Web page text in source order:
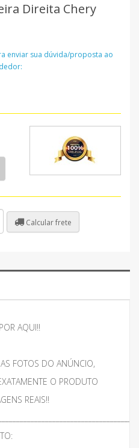
Direita Chery
enviar sua dúvida/proposta ao
Calcular frete
AQUI!!
FOTOS DO ANÚNCIO,
O PRODUTO
REAIS!!